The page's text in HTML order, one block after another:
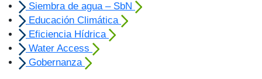
Siembra de agua – SbN
Educación Climática
Eficiencia Hídrica
Water Access
Gobernanza